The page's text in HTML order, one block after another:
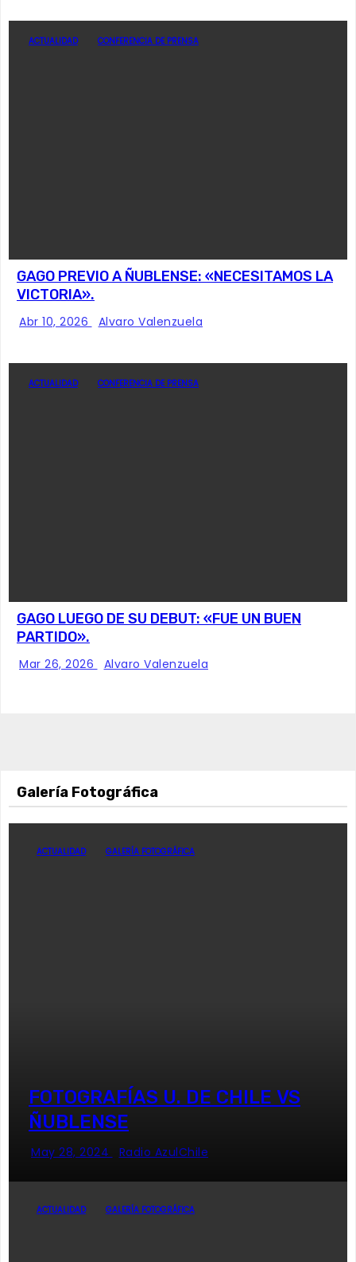
ACTUALIDAD CONFERENCIA DE PRENSA
GAGO PREVIO A ÑUBLENSE: «NECESITAMOS LA
VICTORIA».
Abr 10, 2026 Alvaro Valenzuela
ACTUALIDAD CONFERENCIA DE PRENSA
GAGO LUEGO DE SU DEBUT: «FUE UN BUEN
PARTIDO».
Mar 26, 2026 Alvaro Valenzuela
Galería Fotográfica
ACTUALIDAD GALERÍA FOTOGRÁFICA
FOTOGRAFÍAS U. DE CHILE VS
ÑUBLENSE
May 28, 2024 Radio AzulChile
ACTUALIDAD GALERÍA FOTOGRÁFICA